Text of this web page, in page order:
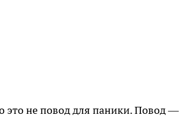
это не повод для паники. Повод —